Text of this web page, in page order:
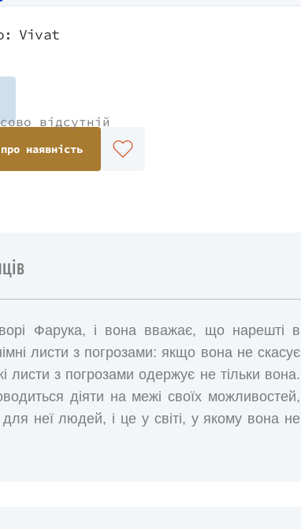
Vivat
відсутній
наявність
Фарука, і вона вважає, що нарешті в
листи з погрозами: якщо вона не скасує
листи з погрозами одержує не тільки вонa.
діяти на межі своїх можливостей,
неї людей, і це у світі, у якому вона не
Торну.